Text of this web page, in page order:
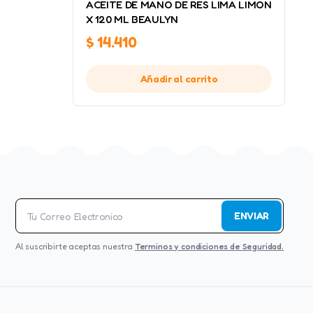
ACEITE DE MANO DE RES LIMA LIMON
X 120 ML BEAULYN
$14.410
Añadir al carrito
ENVIAR
Al suscribirte aceptas nuestra Terminos y condiciones de Seguridad.